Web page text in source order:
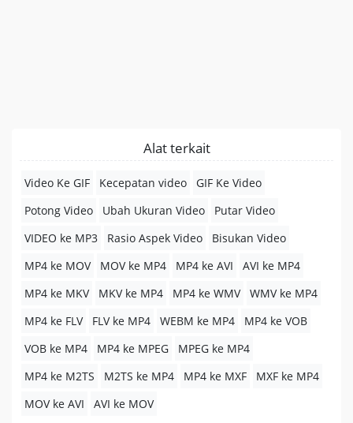
Alat terkait
Video Ke GIF Kecepatan video
GIF Ke Video
Potong Video
Ubah Ukuran Video
Putar Video
VIDEO ke MP3
Rasio Aspek Video
Bisukan Video
MP4 ke MOV
MOV ke MP4 MP4 ke AVI
AVI ke MP4
MP4 ke MKV
MKV ke MP4 MP4 ke WMV
WMV ke MP4
MP4 ke FLV
FLV ke MP4 WEBM ke MP4
MP4 ke VOB
VOB ke MP4
MP4 ke MPEG
MPEG ke MP4
MP4 ke M2TS
M2TS ke MP4 MP4 ke MXF
MXF ke MP4
MOV ke AVI
AVI ke MOV